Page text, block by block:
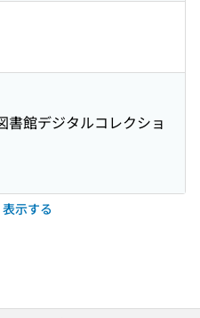
書館デジタルコレクショ
示する